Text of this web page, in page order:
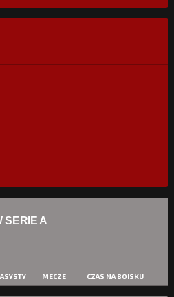
SERIE A
ASYSTY MECZE CZAS NA BOISKU